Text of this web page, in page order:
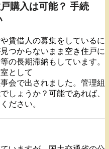
購入は可能？ 手続
賃借人の募集をしているに
つからないまま空き住戸に
の長期滞納もしています。
として
会で出されました。管理組
しょうか？可能であれば、
ださい。